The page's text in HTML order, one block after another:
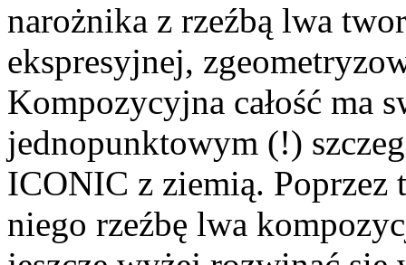
narożnika z rzeźbą lwa
ekspresyjnej,
Kompozycyjna całość ma
jednopunktowym (!)
ICONIC z ziemią.
niego rzeźbę lwa